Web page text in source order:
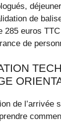
de
285 euros
de
de l’arrivée